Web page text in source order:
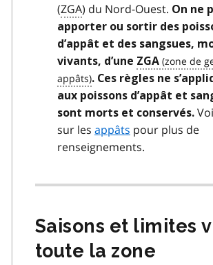
(ZGA) du Nord-Ouest. On ne
apporter ou sortir des
d’appât et des sangsues,
vivants, d’une ZGA
. Ces règles ne
aux poissons d’appât et
sont morts et conservés.
sur les appâts pour plus de
renseignements.
Saisons et limites
toute la zone